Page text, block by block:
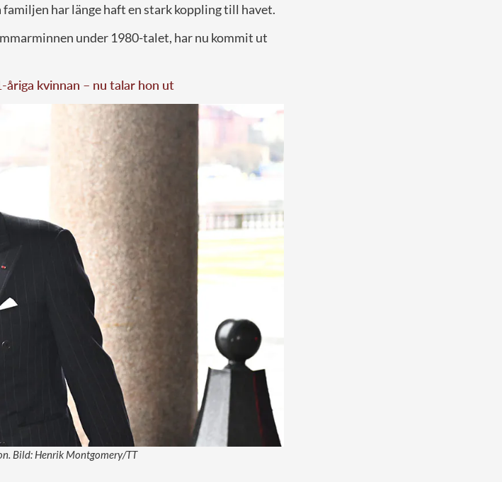
familjen har länge haft en stark koppling till havet.
under 1980-talet, har nu kommit ut
åriga kvinnan – nu talar hon ut
Bild: Henrik Montgomery/TT